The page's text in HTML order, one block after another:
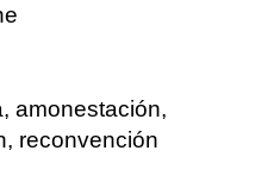
amonestación,
reconvención